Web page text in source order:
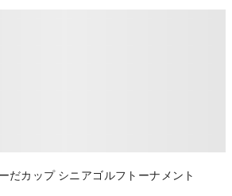
だカップ シニアゴルフトーナメント